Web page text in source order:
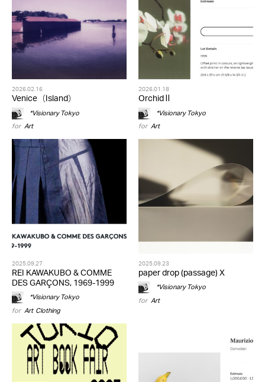
2026.02.16
Venice（Island）
*Visionary Tokyo
for Art
2026.01.18
Orchid Ⅱ
*Visionary Tokyo
for Art
2025.09.27
REI KAWAKUBO & COMME
DES GARÇONS, 1969-1999
*Visionary Tokyo
for Art,Clothing
2025.09.23
paper drop (passage) X
*Visionary Tokyo
for Art